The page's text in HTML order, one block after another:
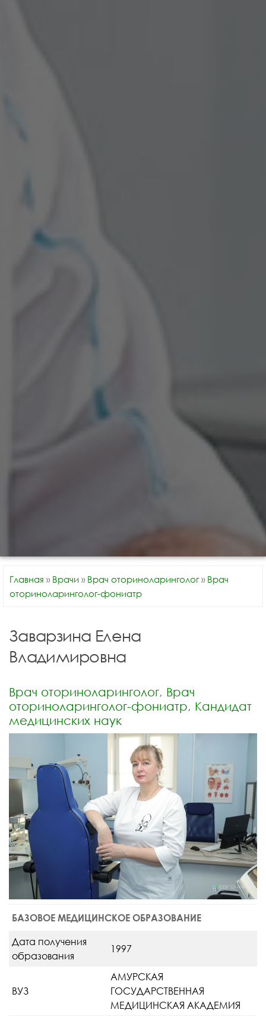
Главная » Врачи » Врач оториноларинголог » Врач
оториноларинголог-фониатр
Заварзина Елена
Владимировна
Врач оториноларинголог, Врач
оториноларинголог-фониатр, Кандидат
медицинских наук
БАЗОВОЕ МЕДИЦИНСКОЕ ОБРАЗОВАНИЕ
Дата получения
образования
1997
ВУЗ
АМУРСКАЯ
ГОСУДАРСТВЕННАЯ
МЕДИЦИНСКАЯ АКАДЕМИЯ